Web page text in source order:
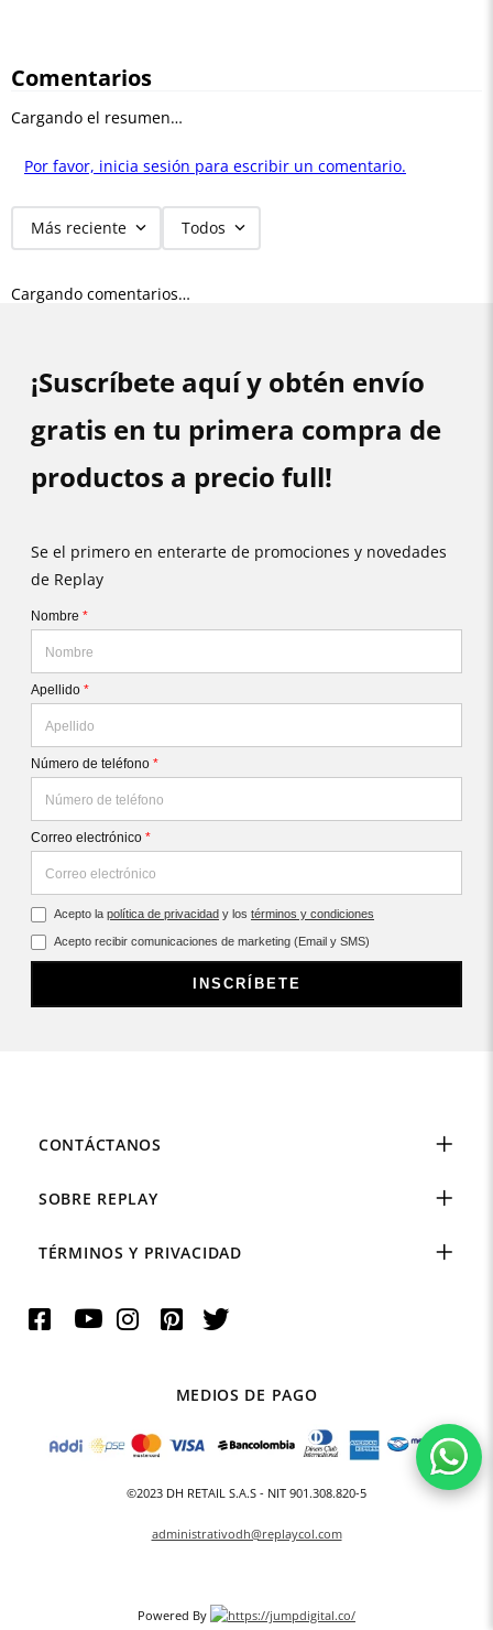
Comentarios
Cargando el resumen…
Por favor, inicia sesión para escribir un comentario.
Más reciente Todos
Cargando comentarios…
¡Suscríbete aquí y obtén envío
gratis en tu primera compra de
productos a precio full!
Se el primero en enterarte de promociones y novedades
de Replay
Nombre *
Apellido *
Número de teléfono *
Correo electrónico *
Acepto la política de privacidad y los términos y condiciones
Acepto recibir comunicaciones de marketing (Email y SMS)
INSCRÍBETE
CONTÁCTANOS
SOBRE REPLAY
TÉRMINOS Y PRIVACIDAD
MEDIOS DE PAGO
©2023 DH RETAIL S.A.S - NIT 901.308.820-5
administrativodh@replaycol.com
Powered By